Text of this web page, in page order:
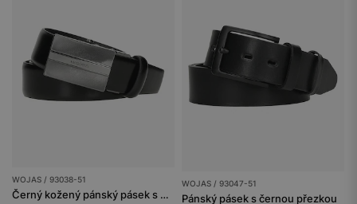
WOJAS / 93038-51
Černý kožený pánský pásek s elegantní plnou přezkou
WOJAS / 93047-51
Pánský pásek s černou přezkou